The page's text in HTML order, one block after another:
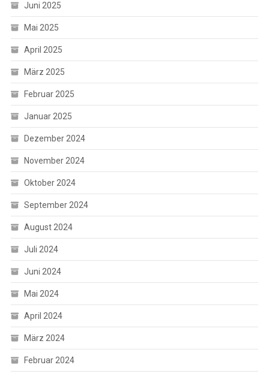
Juni 2025
Mai 2025
April 2025
März 2025
Februar 2025
Januar 2025
Dezember 2024
November 2024
Oktober 2024
September 2024
August 2024
Juli 2024
Juni 2024
Mai 2024
April 2024
März 2024
Februar 2024